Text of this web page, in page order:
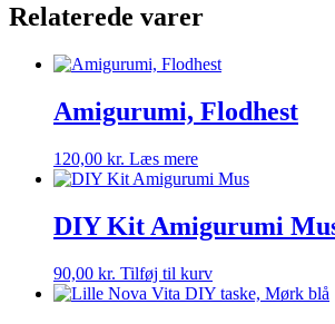
Relaterede varer
Amigurumi, Flodhest
120,00 kr. Læs mere
DIY Kit Amigurumi
90,00 kr. Tilføj til kurv